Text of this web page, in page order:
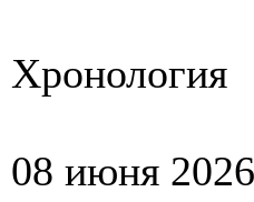
Хронология
08 июня